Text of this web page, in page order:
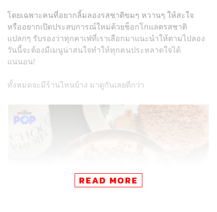
โดยเฉพาะคนที่อยากลิ้มลองรสชาติขมๆ หวานๆ ให้สะใจ
หรืออยากเปิดประสบการณ์ใหม่ด้วยช็อกโกแลตรสชาติ
แปลกๆ รับรองว่าทุกคาเฟ่ที่เราเลือกมาแนะนำให้ตามไปลอง
วันนี้จะต้องมีเมนูน่าสนใจทำให้ทุกคนประหลาดใจได้
แน่นอน!
ทั้งหมดจะมีร้านไหนบ้าง มาดูกันเลยดีกว่า
READ MORE